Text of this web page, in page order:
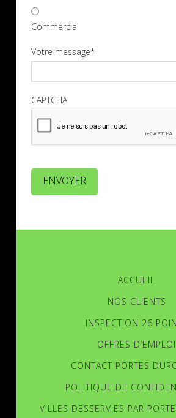
Commercial
Votre message*
CAPTCHA
ENVOYER
ACCUEIL
NOS CLIENTS
INSPECTION 26
OFFRES D’EMPLOI
CONTACT PORTES
POLITIQUE DE
VILLES DESSERVIES PAR